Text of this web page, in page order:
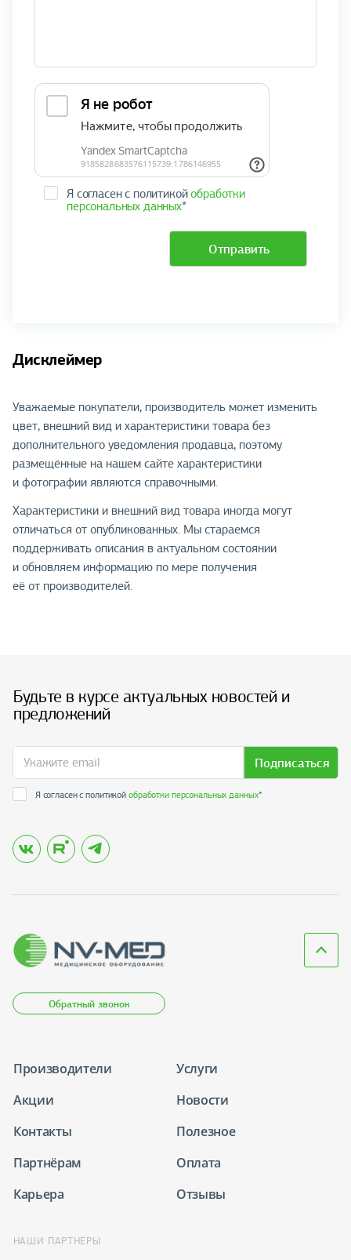
Я согласен с политикойобработки
персональных данных*
Отправить
Дисклеймер
Уважаемые покупатели, производитель может изменить
цвет, внешний вид и характеристики товара без
дополнительного уведомления продавца, поэтому
размещённые на нашем сайте характеристики
и фотографии являются справочными.
Характеристики и внешний вид товара иногда могут
отличаться от опубликованных. Мы стараемся
поддерживать описания в актуальном состоянии
и обновляем информацию по мере получения
её от производителей.
Будьте в курсе актуальных новостей и
предложений
Подписаться
Я согласен с политикойобработки персональных данных*
Обратный звонок
Производители
Услуги
Акции
Новости
Контакты
Полезное
Партнёрам
Оплата
Карьера
Отзывы
НАШИ ПАРТНЕРЫ